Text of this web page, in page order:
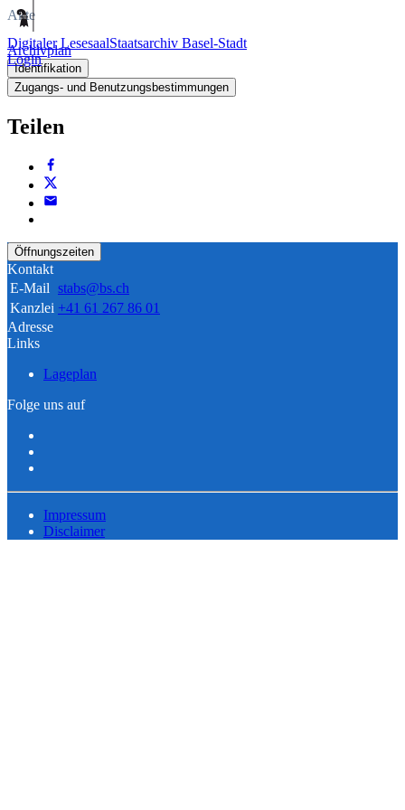
Digitaler LesesaalStaatsarchiv Basel-Stadt
Login
Akte
Archivplan
Identifikation
Zugangs- und Benutzungsbestimmungen
Teilen
Öffnungszeiten
Kontakt
E-Mail stabs@bs.ch
Kanzlei +41 61 267 86 01
Adresse
Links
Lageplan
Folge uns auf
Impressum
Disclaimer